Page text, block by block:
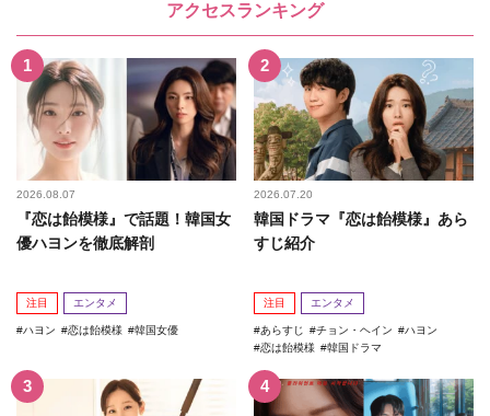
アクセスランキング
2026.08.07
『恋は飴模様』で話題！韓国女
優ハヨンを徹底解剖
注目 エンタメ
ハヨン 恋は飴模様 韓国女優
2026.07.20
韓国ドラマ『恋は飴模様』あら
すじ紹介
注目 エンタメ
あらすじ チョン・ヘイン
ハヨン
恋は飴模様
韓国ドラマ